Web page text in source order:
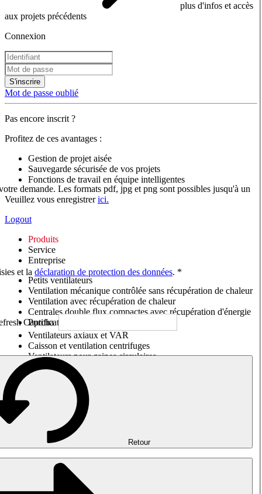
plus d'infos et accès
aux projets précédents
Connexion
S'inscrire
Mot de passe oublié
Pas encore inscrit ?
Profitez de ces avantages :
Gestion de projet aisée
Sauvegarde sécurisée de vos projets
Fonctions de travail en équipe intelligentes
Veuillez vous enregistrerici.
Logout
Produits
Service
Entreprise
Petits ventilateurs
Ventilation mécanique contrôlée sans récupération de chaleur
Ventilation avec récupération de chaleur
Centrales double flux compactes avec récupération d'énergie
Purificateurs d'air/Moniteurs CO
Ventilateurs axiaux et VAR
Caisson et ventilation centrifuges
Ventilateurs pour gaines circulaires
Ventilateurs pour gaines rectangulaires
Tourelles de toiture
Désenfumage, détection incendie et ventilation de parking
Ventilateurs antidéflagrants
Mesurer. Contrôler. Réguler.
Traitement d'air
Accessoires aérauliques
demande. Les formats pdf, jpg et png sont possibles jusqu'à un
et la déclaration de protection des données. *
Retour